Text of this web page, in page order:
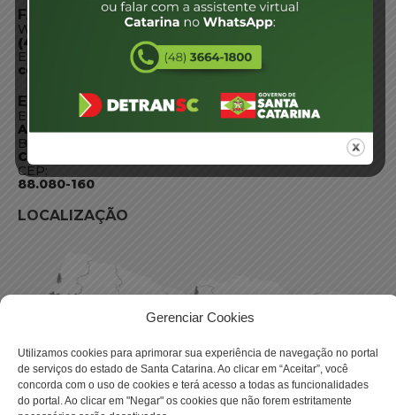
Gerenciar Cookies
Utilizamos cookies para aprimorar sua experiência de navegação no portal
de serviços do estado de Santa Catarina. Ao clicar em “Aceitar”, você
concorda com o uso de cookies e terá acesso a todas as funcionalidades
do portal. Ao clicar em "Negar" os cookies que não forem estritamente
FALE CONOSCO
WhatsApp:
(48) 3664-1800
E-mail:
centraldeinformacoes@detran.sc.gov.br
ENDEREÇO
Endereço:
Av. Almirante Tamandaré - 480
Bairro:
Coqueiros, Florianópolis SC
CEP:
88.080-160
LOCALIZAÇÃO